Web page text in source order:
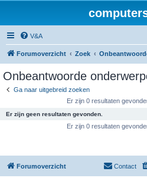
V&A
Forumoverzicht Zoek
Onbeantwoorde
Ga naar uitgebreid zoeken
Er zijn 0 resultaten
Er zijn geen resultaten gevonden.
Er zijn 0 resultaten
Forumoverzicht Contact